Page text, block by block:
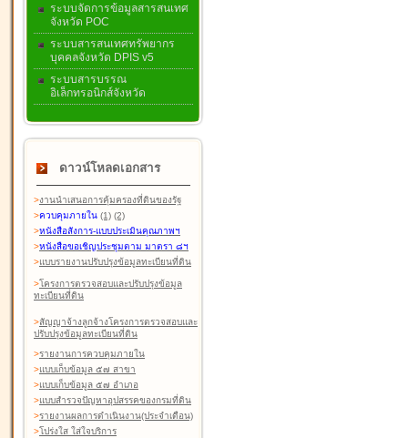
ระบบจัดการข้อมูลสารสนเทศ
จังหวัด POC
ระบบสารสนเทศทรัพยากร
บุคคลจังหวัด DPIS v5
ระบบสารบรรณ
อิเล็กทรอนิกส์จังหวัด
ดาวน์โหลดเอกสาร
>งานนำเสนอการคุ้มครองที่ดินของรัฐ
>ควบคุมภายใน (1) (2)
>หนังสือสังการ-แบบประเมินคุณภาพฯ
>หนังสือขอเชิญประชุมตาม มาตรา ๘ฯ
>แบบรายงานปรับปรุงข้อมูลทะเบียนที่ดิน
>โครงการตรวจสอบและปรับปรุงข้อมูล
ทะเบียนที่ดิน
>สัญญาจ้างลูกจ้างโครงการตรวจสอบและ
ปรับปรุงข้อมูลทะเบียนที่ดิน
>รายงานการควบคุมภายใน
>แบบเก็บข้อมูล ๕๗ สาขา
>แบบเก็บข้อมูล ๕๗ อำเภอ
>แบบสำรวจปัญหาอุปสรรคของกรมที่ดิน
>รายงานผลการดำเนินงาน(ประจำเดือน)
>โปร่งใส ใส่ใจบริการ